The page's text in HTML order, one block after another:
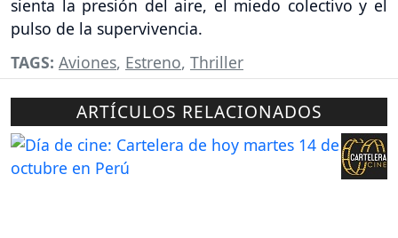
sienta la presión del aire, el miedo colectivo y el
pulso de la supervivencia.
TAGS: Aviones, Estreno, Thriller
ARTÍCULOS RELACIONADOS